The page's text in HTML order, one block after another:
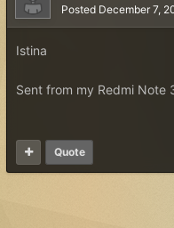
Posted December 7,
Istina
Sent from my Redmi Note
Quote